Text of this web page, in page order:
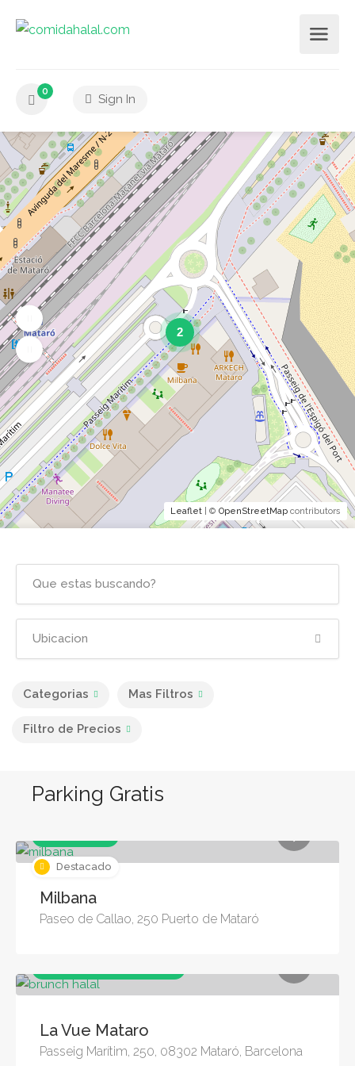
0
Sign In
Categorias Mas Filtros
Filtro de Precios
Parking Gratis
Destacado
Milbana
Paseo de Callao, 250 Puerto de Mataró
La Vue Mataro
Passeig Marítim, 250, 08302 Mataró, Barcelona
2
Leaflet | © OpenStreetMap contributors